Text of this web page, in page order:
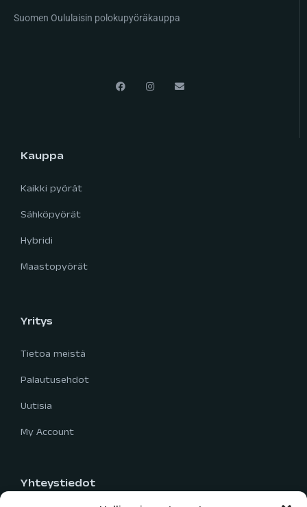
Suomen Oululaisin polokupyöräkauppa
Kauppa
Kaikki pyörät
Sähköpyörät
Hybridi
Maastopyörät
Yritys
Tietoa meistä
Palautusehdot
Uutisia
My Account
Yhteystiedot